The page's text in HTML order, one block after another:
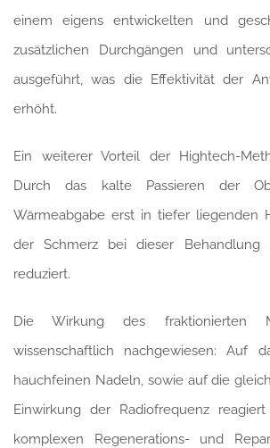
einem eigens entwickelten und
zusätzlichen Durchgängen und
ausgeführt, was die Effektivität der
erhöht.
Ein weiterer Vorteil der Hightech-
Durch das kalte Passieren der
Wärmeabgabe erst in tiefer liegenden
der Schmerz bei dieser Behandlung
reduziert.
Die Wirkung des fraktionierten
wissenschaftlich nachgewiesen: Auf
hauchfeinen Nadeln, sowie auf die
Einwirkung der Radiofrequenz
komplexen Regenerations- und